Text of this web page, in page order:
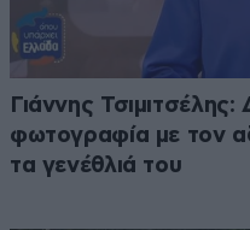
Γιάννης
φωτογραφία με τον
τα γενέθλιά του